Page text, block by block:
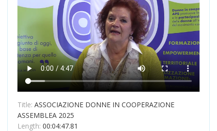
Title: ASSOCIAZIONE DONNE IN COOPERAZIONE
ASSEMBLEA 2025
Length: 00:04:47.81